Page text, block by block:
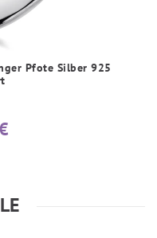
Pfote Silber 925